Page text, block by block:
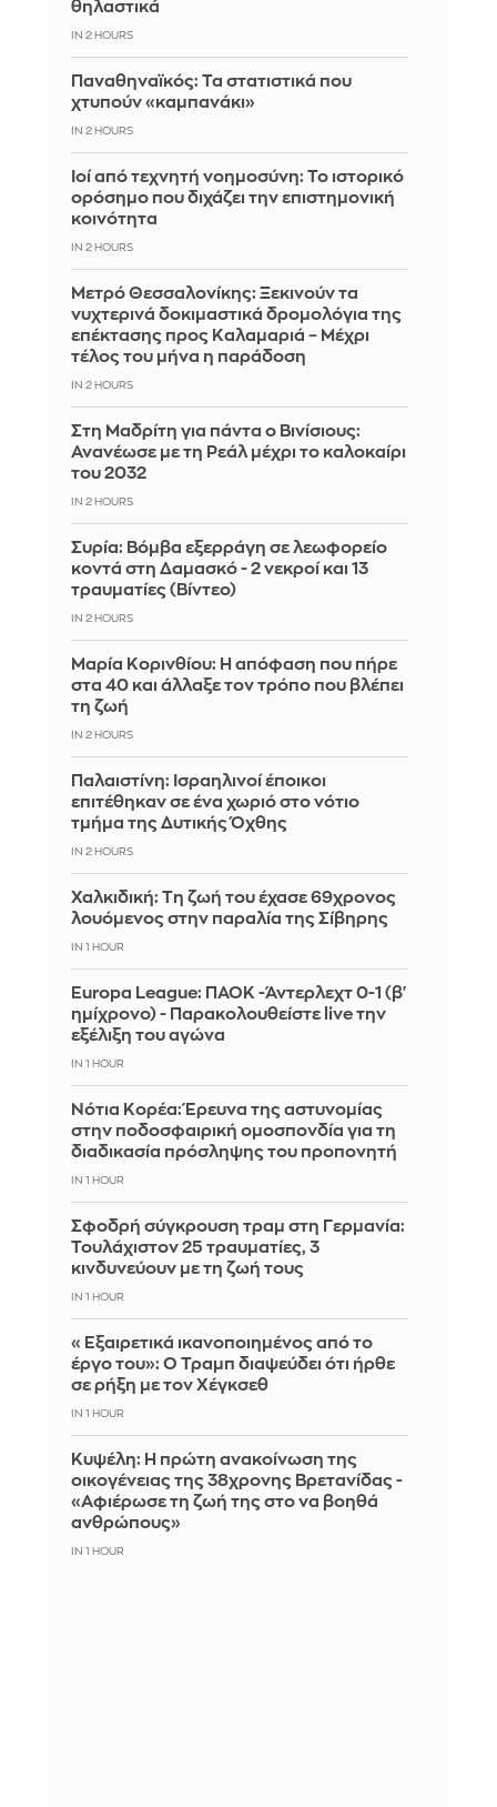
θηλαστικά
IN 2 HOURS
Παναθηναϊκός: Τα στατιστικά που
χτυπούν «καμπανάκι»
IN 2 HOURS
Ιοί από τεχνητή νοημοσύνη: Το ιστορικό
ορόσημο που διχάζει την επιστημονική
κοινότητα
IN 2 HOURS
Μετρό Θεσσαλονίκης: Ξεκινούν τα
νυχτερινά δοκιμαστικά δρομολόγια της
επέκτασης προς Καλαμαριά – Μέχρι
τέλος του μήνα η παράδοση
IN 2 HOURS
Στη Μαδρίτη για πάντα ο Βινίσιους:
Ανανέωσε με τη Ρεάλ μέχρι το καλοκαίρι
του 2032
IN 2 HOURS
Συρία: Βόμβα εξερράγη σε λεωφορείο
κοντά στη Δαμασκό - 2 νεκροί και 13
τραυματίες (Βίντεο)
IN 2 HOURS
Μαρία Κορινθίου: Η απόφαση που πήρε
στα 40 και άλλαξε τον τρόπο που βλέπει
τη ζωή
IN 2 HOURS
Παλαιστίνη: Ισραηλινοί έποικοι
επιτέθηκαν σε ένα χωριό στο νότιο
τμήμα της Δυτικής Όχθης
IN 2 HOURS
Χαλκιδική: Τη ζωή του έχασε 69χρονος
λουόμενος στην παραλία της Σίβηρης
IN 1 HOUR
Europa League: ΠΑΟΚ -Άντερλεχτ 0-1 (β'
ημίχρονο) - Παρακολουθείστε live την
εξέλιξη του αγώνα
IN 1 HOUR
Νότια Κορέα: Έρευνα της αστυνομίας
στην ποδοσφαιρική ομοσπονδία για τη
διαδικασία πρόσληψης του προπονητή
IN 1 HOUR
Σφοδρή σύγκρουση τραμ στη Γερμανία:
Τουλάχιστον 25 τραυματίες, 3
κινδυνεύουν με τη ζωή τους
IN 1 HOUR
«Εξαιρετικά ικανοποιημένος από το
έργο του»: Ο Τραμπ διαψεύδει ότι ήρθε
σε ρήξη με τον Χέγκσεθ
IN 1 HOUR
Κυψέλη: Η πρώτη ανακοίνωση της
οικογένειας της 38χρονης Βρετανίδας -
«Αφιέρωσε τη ζωή της στο να βοηθά
ανθρώπους»
IN 1 HOUR